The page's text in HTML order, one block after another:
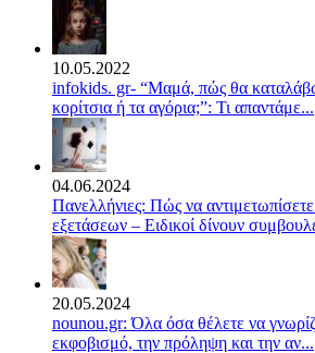
10.05.2022
infokids. gr- “Μαμά, πώς θα
κορίτσια ή τα αγόρια;”: Τι απαντάμε...
04.06.2024
Πανελλήνιες: Πώς να
εξετάσεων – Ειδικοί δίνουν
20.05.2024
nounou.gr: Όλα όσα θέλετε να
εκφοβισμό, την πρόληψη και την αν...